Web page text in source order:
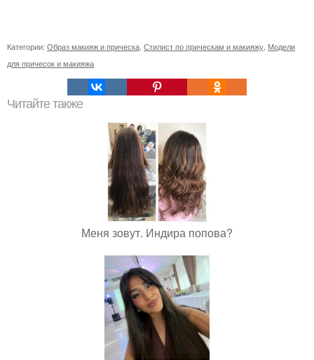
Категории: Образ макияж и прическа Стилист по прическам и макияжу Модели
для причесок и макияжа
Читайте также
Меня зовут. Индира попова?